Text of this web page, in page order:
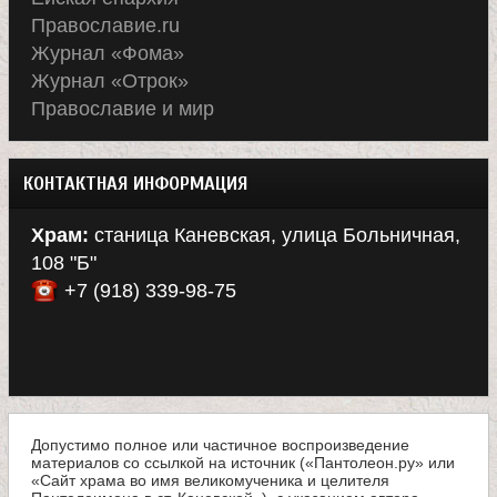
Православие.ru
Журнал «Фома»
Журнал «Отрок»
Православие и мир
КОНТАКТНАЯ ИНФОРМАЦИЯ
Храм: станица Каневская, улица Больничная,
108 "Б"
+7 (918) 339-98-75
Допустимо полное или частичное воспроизведение
материалов со ссылкой на источник («Пантолеон.ру» или
«Сайт храма во имя великомученика и целителя